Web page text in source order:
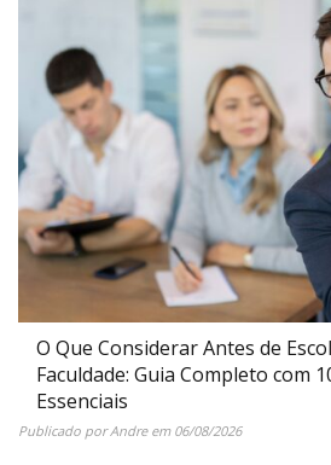
O Que Considerar Antes de
Faculdade: Guia Completo com
Essenciais
Publicado porAndreem 06/08/2026